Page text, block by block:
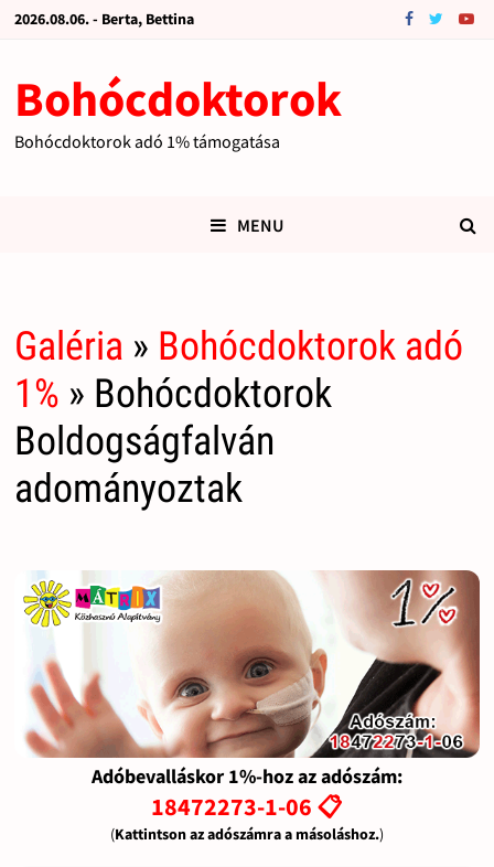
2026.08.06. - Berta, Bettina
Bohócdoktorok
Bohócdoktorok adó 1% támogatása
MENU
Galéria » Bohócdoktorok adó
1% » Bohócdoktorok
Boldogságfalván
adományoztak
Adóbevalláskor 1%-hoz az adószám:
18472273-1-06 📋
(Kattintson az adószámra a másoláshoz.)